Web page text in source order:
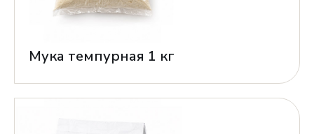
Мука темпурная 1 кг